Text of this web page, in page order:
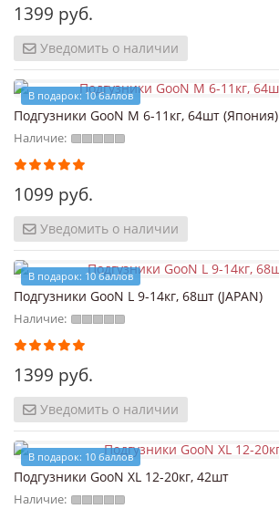
1399 руб.
Уведомить о наличии
В подарок: 10 баллов
Подгузники GooN M 6-11кг, 64шт (Япония)
Наличие:
1099 руб.
Уведомить о наличии
В подарок: 10 баллов
Подгузники GooN L 9-14кг, 68шт (JAPAN)
Наличие:
1399 руб.
Уведомить о наличии
В подарок: 10 баллов
Подгузники GooN XL 12-20кг, 42шт
Наличие: